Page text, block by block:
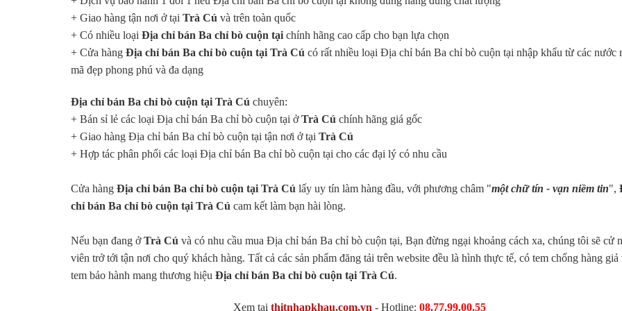
+ Giao hàng tận nơi ở tại Trà Cú và trên toàn quốc
+ Có nhiều loại Địa chỉ bán Ba chỉ bò cuộn tại chính hãng cao cấp cho bạn lựa chọn
+ Cửa hàng Địa chỉ bán Ba chỉ bò cuộn tại Trà Cú có rất nhiều loại Địa chỉ bán Ba chỉ bò cuộn tại nhập khẩu từ các nước
mã đẹp phong phú và đa dạng
Địa chỉ bán Ba chỉ bò cuộn tại Trà Cú chuyên:
+ Bán sỉ lẻ các loại Địa chỉ bán Ba chỉ bò cuộn tại ởTrà Cú chính hãng giá gốc
+ Giao hàng Địa chỉ bán Ba chỉ bò cuộn tại tận nơi ở tại Trà Cú
+ Hợp tác phân phối các loại Địa chỉ bán Ba chỉ bò cuộn tại cho các đại lý có nhu cầu
Cửa hàng Địa chỉ bán Ba chỉ bò cuộn tại Trà Cú lấy uy tín làm hàng đầu, với phương châm "một chữ tín - vạn niềm tin",
chỉ bán Ba chỉ bò cuộn tại Trà Cú cam kết làm bạn hài lòng.
Nếu bạn đang ởTrà Cú và có nhu cầu mua Địa chỉ bán Ba chỉ bò cuộn tại, Bạn đừng ngại khoảng cách xa, chúng tôi sẽ cử
viên trở tới tận nơi cho quý khách hàng. Tất cả các sản phẩm đăng tải trên website đều là hình thực tế, có tem chống hàng giả
tem bảo hành mang thương hiệu Địa chỉ bán Ba chỉ bò cuộn tại Trà Cú.
Xem tại thitnhapkhau.com.vn - Hotline: 08.77.99.00.55